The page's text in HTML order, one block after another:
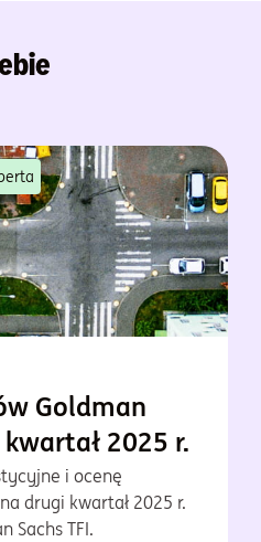
Goldman
kwartał 2025 r.
i ocenę
drugi kwartał 2025 r.
Sachs TFI.